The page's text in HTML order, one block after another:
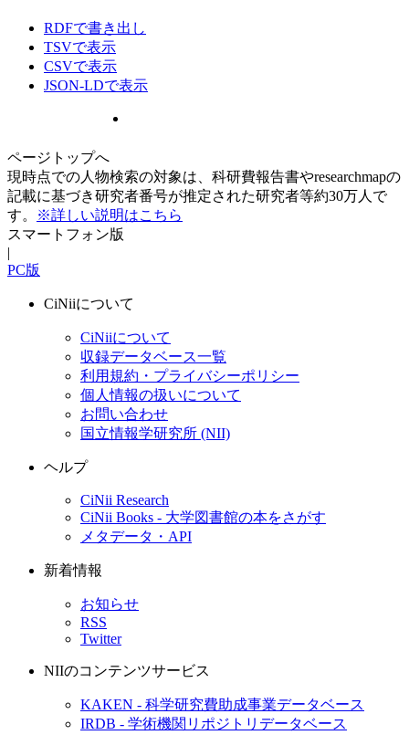
RDFで書き出し
TSVで表示
CSVで表示
JSON-LDで表示
ページトップへ
現時点での人物検索の対象は、科研費報告書やresearchmapの
記載に基づき研究者番号が推定された研究者等約30万人で
す。
※詳しい説明はこちら
スマートフォン版
|
PC版
CiNiiについて
CiNiiについて
収録データベース一覧
利用規約・プライバシーポリシー
個人情報の扱いについて
お問い合わせ
国立情報学研究所 (NII)
ヘルプ
CiNii Research
CiNii Books - 大学図書館の本をさがす
メタデータ・API
新着情報
お知らせ
RSS
Twitter
NIIのコンテンツサービス
KAKEN - 科学研究費助成事業データベース
IRDB - 学術機関リポジトリデータベース